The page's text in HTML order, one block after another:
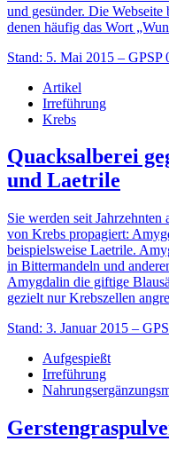
und gesünder. Die
denen häufig das Wort
Stand: 5. Mai 2015 – GPSP
Artikel
Irreführung
Krebs
Quacksalberei
und Laetrile
Sie werden seit
von Krebs propagiert:
beispielsweise Laetrile.
in Bittermandeln und
Amygdalin die giftige
gezielt nur Krebszellen
Stand: 3. Januar 2015 –
Aufgespießt
Irreführung